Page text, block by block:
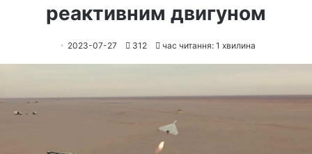
реактивним двигуном
2023-07-27 312 час читання: 1 хвилина